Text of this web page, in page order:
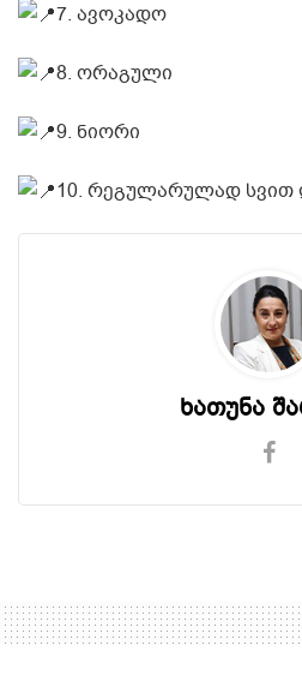
7. ავოკადო
8. ორაგული
9. ნიორი
10. რეგულარულად სვით
ხათუნა